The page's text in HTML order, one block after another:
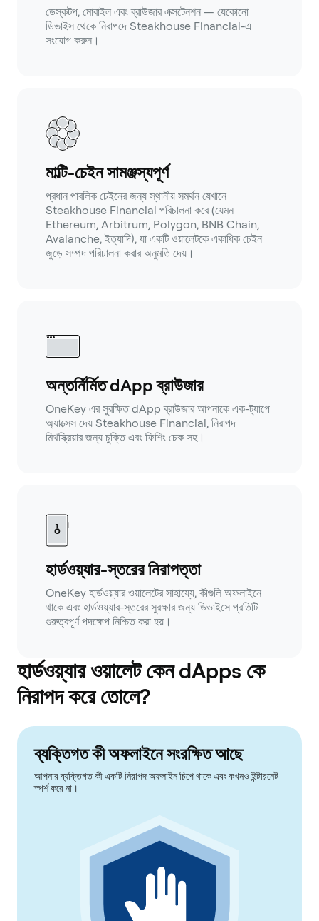
ডেস্কটপ, মোবাইল এবং ব্রাউজার এক্সটেনশন — যেকোনো
ডিভাইস থেকে নিরাপদে Steakhouse Financial-এ
সংযোগ করুন।
মাল্টি-চেইন সামঞ্জস্যপূর্ণ
প্রধান পাবলিক চেইনের জন্য স্থানীয় সমর্থন যেখানে
Steakhouse Financial পরিচালনা করে (যেমন
Ethereum, Arbitrum, Polygon, BNB Chain,
Avalanche, ইত্যাদি), যা একটি ওয়ালেটকে একাধিক চেইন
জুড়ে সম্পদ পরিচালনা করার অনুমতি দেয়।
অন্তর্নির্মিত dApp ব্রাউজার
OneKey এর সুরক্ষিত dApp ব্রাউজার আপনাকে এক-ট্যাপে
অ্যাক্সেস দেয় Steakhouse Financial, নিরাপদ
মিথস্ক্রিয়ার জন্য চুক্তি এবং ফিশিং চেক সহ।
হার্ডওয়্যার-স্তরের নিরাপত্তা
OneKey হার্ডওয়্যার ওয়ালেটের সাহায্যে, কীগুলি অফলাইনে
থাকে এবং হার্ডওয়্যার-স্তরের সুরক্ষার জন্য ডিভাইসে প্রতিটি
গুরুত্বপূর্ণ পদক্ষেপ নিশ্চিত করা হয়।
হার্ডওয়্যার ওয়ালেট কেন dApps কে
নিরাপদ করে তোলে?
ব্যক্তিগত কী অফলাইনে সংরক্ষিত আছে
আপনার ব্যক্তিগত কী একটি নিরাপদ অফলাইন চিপে থাকে এবং কখনও ইন্টারনেট
স্পর্শ করে না।